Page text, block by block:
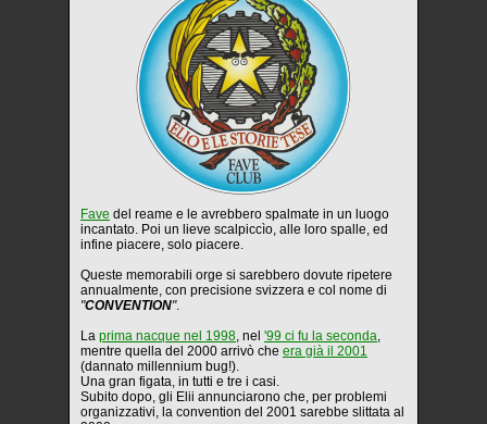
Fave del reame e le avrebbero spalmate in un luogo
incantato. Poi un lieve scalpiccìo, alle loro spalle, ed
infine piacere, solo piacere.
Queste memorabili orge si sarebbero dovute ripetere
annualmente, con precisione svizzera e col nome di
"CONVENTION".
La prima nacque nel 1998, nel '99 ci fu la seconda,
mentre quella del 2000 arrivò che era già il 2001
(dannato millennium bug!).
Una gran figata, in tutti e tre i casi.
Subito dopo, gli Elii annunciarono che, per problemi
organizzativi, la convention del 2001 sarebbe slittata al